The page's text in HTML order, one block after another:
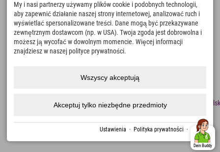
166
Jeziora górskie i baseny
rekreacyjne
4.634km
Stoki do jazdy na nartach i
snowboardzie
8.991km
Szlaki do pieszych
wędrówek i wspinaczki
97%
Nasi goście nas polecają
Dostępność naciskać Certyfikaty
zrównoważonego
Dein Buddy
My i nasi partnerzy używamy plików cookie i podobnych technologii,
aby zapewnić działanie naszej strony internetowej, analizować ruch i
wyświetlać spersonalizowane treści. Dane mogą być przekazywane
zewnętrznym dostawcom (np. w USA). Twoja zgoda jest dobrowolna i
możesz ją wycofać w dowolnym momencie. Więcej informacji
znajdziesz w naszej polityce prywatności.
Wszyscy akceptują
Akceptuj tylko niezbędne przedmioty
Ustawienia · Polityka prywatności · odcisk